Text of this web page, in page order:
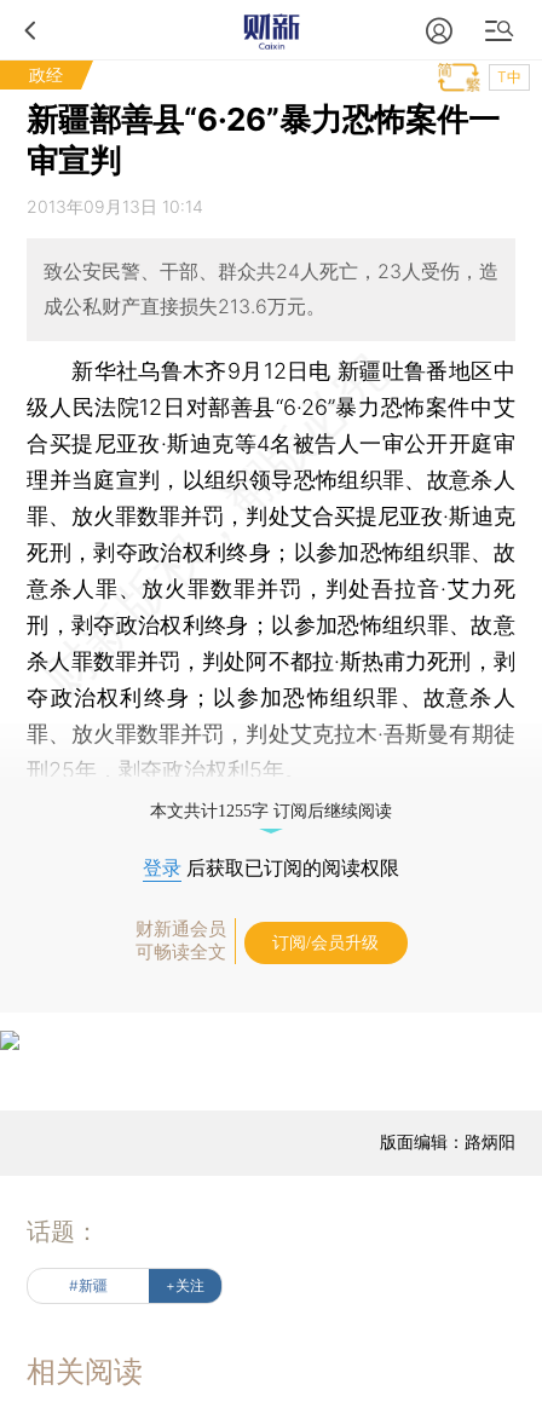
政经 T中
新疆鄯善县“6·26”暴力恐怖案件一
审宣判
2013年09月13日 10:14
致公安民警、干部、群众共24人死亡，23人受伤，造
成公私财产直接损失213.6万元。
新华社乌鲁木齐9月12日电 新疆吐鲁番地区中
级人民法院12日对鄯善县“6·26”暴力恐怖案件中艾
合买提尼亚孜·斯迪克等4名被告人一审公开开庭审
理并当庭宣判，以组织领导恐怖组织罪、故意杀人
罪、放火罪数罪并罚，判处艾合买提尼亚孜·斯迪克
死刑，剥夺政治权利终身；以参加恐怖组织罪、故
意杀人罪、放火罪数罪并罚，判处吾拉音·艾力死
刑，剥夺政治权利终身；以参加恐怖组织罪、故意
杀人罪数罪并罚，判处阿不都拉·斯热甫力死刑，剥
夺政治权利终身；以参加恐怖组织罪、故意杀人
罪、放火罪数罪并罚，判处艾克拉木·吾斯曼有期徒
刑25年，剥夺政治权利5年。
本文共计1255字 订阅后继续阅读
登录 后获取已订阅的阅读权限
财新通会员
可畅读全文
订阅/会员升级
版面编辑：路炳阳
话题：
#新疆 +关注
相关阅读